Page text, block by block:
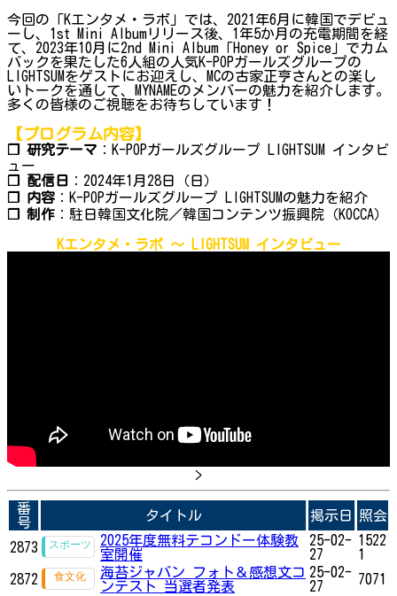
今回の「Kエンタメ・ラボ」では、2021年6月に韓国でデビュ
ーし、1st Mini Albumリリース後、1年5か月の充電期間を経
て、2023年10月に2nd Mini Album「Honey or Spice」でカム
バックを果たした6人組の人気K-POPガールズグループの
LIGHTSUMをゲストにお迎えし、MCの古家正亨さんとの楽し
いトークを通して、MYNAMEのメンバーの魅力を紹介します。
多くの皆様のご視聴をお待ちしています！
【プログラム内容】
❐ 研究テーマ ：K-POPガールズグループ LIGHTSUM インタビ
ュー
❐ 配信日
：2024年1月28日（日）
❐ 内容 ：K-POPガールズグループ LIGHTSUMの魅力を紹介
❐ 制作 ：駐日韓国文化院／韓国コンテンツ振興院（KOCCA）
Kエンタメ・ラボ ～ LIGHTSUM インタビュー
>
番
号
タイトル 掲示日 照会
2873
2025年度無料テコンドー体験教
室開催
25-02-
27
1522
1
2872
海苔ジャバン フォト＆感想文コ
ンテスト 当選者発表
25-02-
27
7071